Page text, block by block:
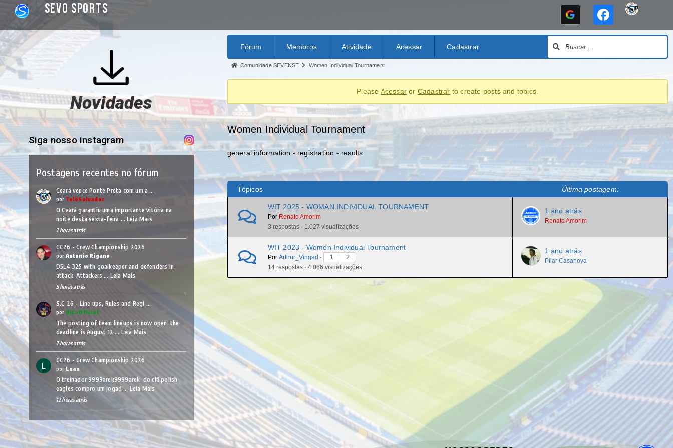
Sevo Sports
Novidades
Siga nosso instagram
Postagens recentes no fórum
Ceará vence Ponte Preta com um a …
por TelêSalvador
O Ceará garantiu uma importante vitória na
noite desta sexta-feira … Leia Mais
2 horas atrás
CC26 - Crew Championship 2026
por Antonio Rigano
D5L4 325 with goalkeeper and defenders in
attack. Attackers … Leia Mais
5 horas atrás
S.C 26 - Line ups, Rules and Regi …
por DjLsOficial
The posting of team lineups is now open, the
deadline is August 12 … Leia Mais
7 horas atrás
CC26 - Crew Championship 2026
por Luan
O treinador 9999arek9999arek do clã polish
eagles compro um jogad … Leia Mais
12 horas atrás
Fórum Membros Atividade Acessar Cadastrar
Comunidade SEVENSE Women Individual Tournament
Please Acessar or Cadastrar to create posts and topics.
Women Individual Tournament
general information - registration - results
Tópicos Última postagem:
WIT 2025 - WOMAN INDIVIDUAL TOURNAMENT
Por Renato Amorim
3 respostas · 1.027 visualizações
1 ano atrás
Renato Amorim
WIT 2023 - Women Individual Tournament
Por Arthur_Vingad · 1
2
14 respostas · 4.066 visualizações
1 ano atrás
Pilar Casanova